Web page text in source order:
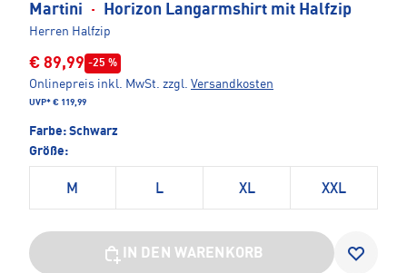
Martini · Horizon Langarmshirt mit Halfzip
Herren Halfzip
€ 89,99 -25 %
Onlinepreis inkl. MwSt. zzgl. Versandkosten
UVP* € 119,99
Farbe: Schwarz
Größe:
M L XL XXL
IN DEN WARENKORB